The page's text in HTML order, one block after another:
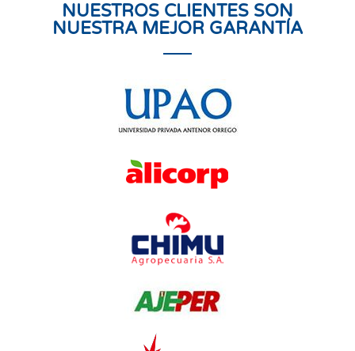
NUESTROS CLIENTES SON
NUESTRA MEJOR GARANTÍA